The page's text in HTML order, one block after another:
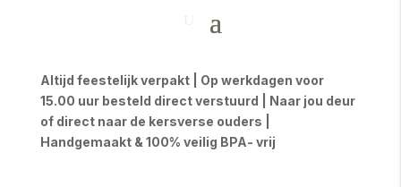
Altijd feestelijk verpakt | Op werkdagen voor
15.00 uur besteld direct verstuurd | Naar jou deur
of direct naar de kersverse ouders |
Handgemaakt & 100% veilig BPA- vrij